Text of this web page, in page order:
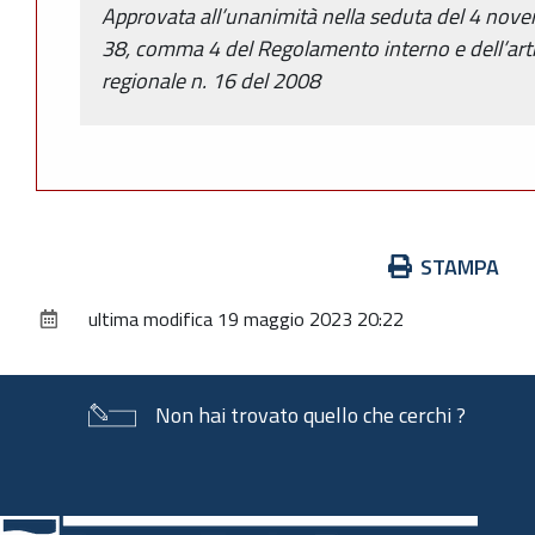
Approvata all’unanimità nella seduta del 4
38, comma 4 del Regolamento interno e
regionale n. 16 del 2008
documento
STAMPA
ultima modifica 19 maggio 2023 20:22
Non hai trovato quello che cerchi ?
di